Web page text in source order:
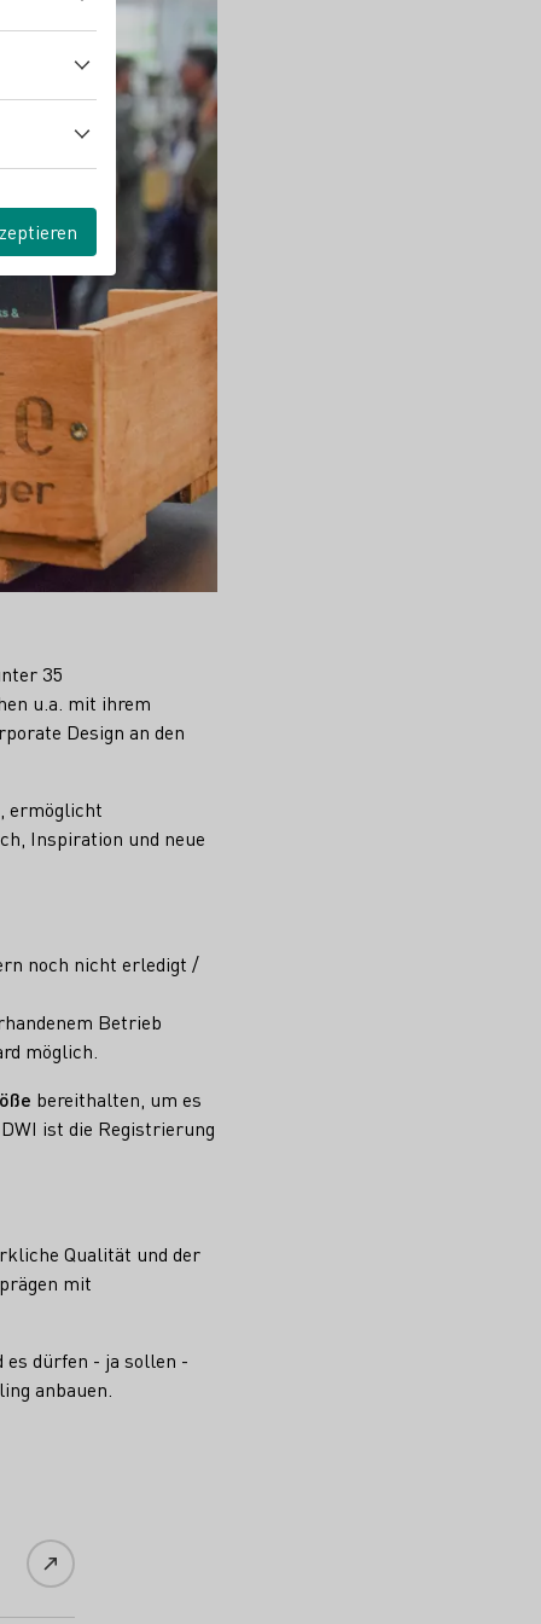
35
u.a. mit ihrem
Design an den
ermöglicht
Inspiration und neue
noch nicht erledigt /
Betrieb
möglich.
bereithalten, um es
ist die Registrierung
Qualität und der
mit
dürfen - ja sollen -
anbauen.